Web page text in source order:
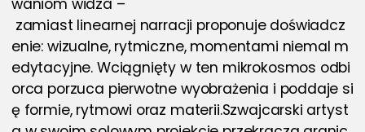
waniom widza –
zamiast linearnej narracji proponuje doświadcz
enie: wizualne, rytmiczne, momentami niemal m
edytacyjne. Wciągnięty w ten mikrokosmos odbi
orca porzuca pierwotne wyobrażenia i poddaje si
ę formie, rytmowi oraz materii.Szwajcarski artyst